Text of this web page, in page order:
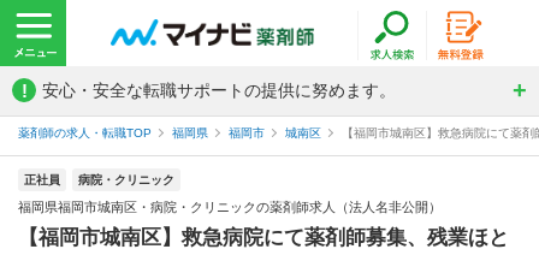
! 安心・安全な転職サポートの提供に努めます。
薬剤師の求人・転職TOP 福岡県 福岡市 城南区 【福岡市城南区】救急病院にて薬
正社員 病院・クリニック
福岡県福岡市城南区・病院・クリニックの薬剤師求人（法人名非公開）
【福岡市城南区】救急病院にて薬剤師募集、残業ほと